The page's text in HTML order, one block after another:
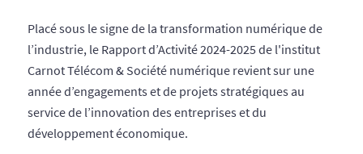
Placé sous le signe de la transformation numérique de
l’industrie, le Rapport d’Activité 2024-2025 de l'institut
Carnot Télécom & Société numérique revient sur une
année d’engagements et de projets stratégiques au
service de l’innovation des entreprises et du
développement économique.